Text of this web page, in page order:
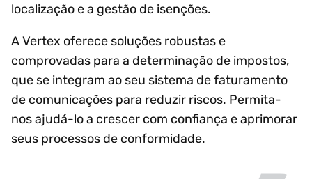
localização e a gestão de isenções.
A Vertex oferece soluções robustas e
comprovadas para a determinação de impostos,
que se integram ao seu sistema de faturamento
de comunicações para reduzir riscos. Permita-
nos ajudá-lo a crescer com confiança e aprimorar
seus processos de conformidade.